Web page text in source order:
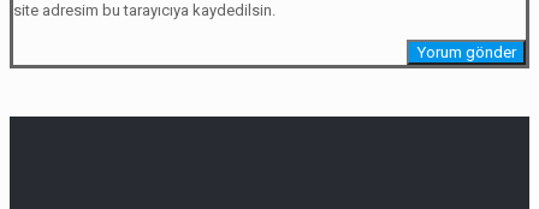
site adresim bu tarayıcıya kaydedilsin.